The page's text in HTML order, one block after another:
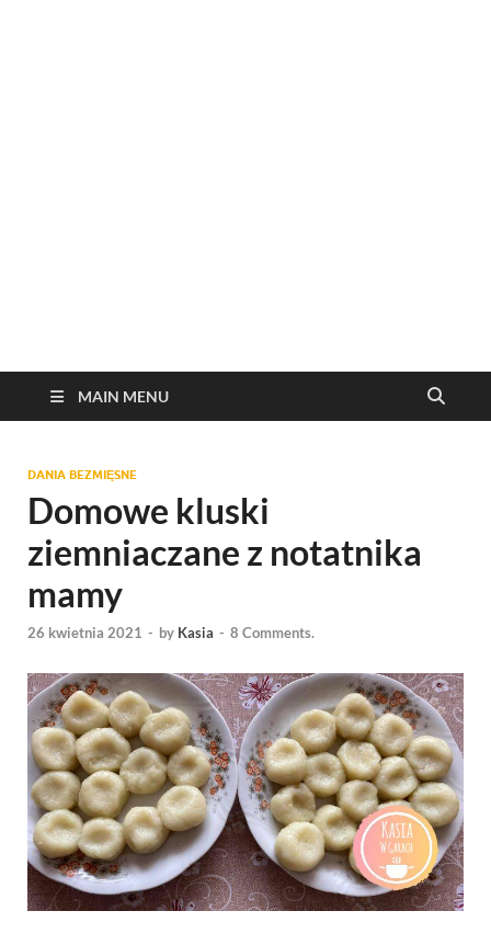
MAIN MENU
DANIA BEZMIĘSNE
Domowe kluski
ziemniaczane z notatnika
mamy
26 kwietnia 2021 - by Kasia - 8 Comments.